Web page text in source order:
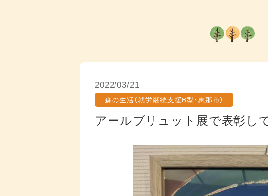
2022/03/21
森の生活（就労継続支援B型・恵那市）
アールブリュット展で表彰し